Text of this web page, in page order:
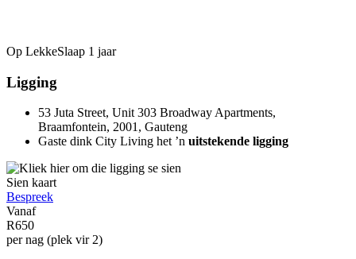
Op LekkeSlaap 1 jaar
Ligging
53 Juta Street, Unit 303 Broadway Apartments,
Braamfontein, 2001, Gauteng
Gaste dink City Living het ’n uitstekende ligging
Sien kaart
Bespreek
Vanaf
R650
per nag (plek vir 2)